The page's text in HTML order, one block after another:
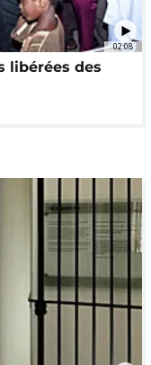
02:08
libérées des